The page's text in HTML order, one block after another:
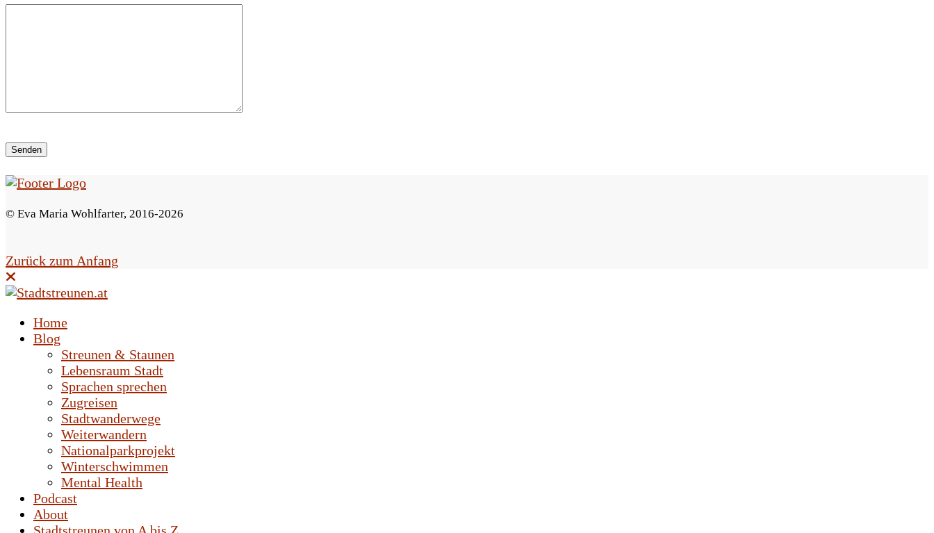
e
s
d
© Eva Maria Wohlfarter, 2016-2026
Zurück zum Anfang
Home
Blog
Streunen & Staunen
Lebensraum Stadt
Sprachen sprechen
Zugreisen
Stadtwanderwege
Weiterwandern
Nationalparkprojekt
Winterschwimmen
Mental Health
Podcast
About